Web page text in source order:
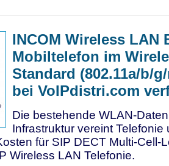
INCOM Wireless LAN
Mobiltelefon im
Standard (802.11a/b/
bei VoIPdistri.com
Die bestehende WLAN-
Infrastruktur vereint Telefonie
für SIP DECT Multi-Cell-
Wireless LAN Telefonie.